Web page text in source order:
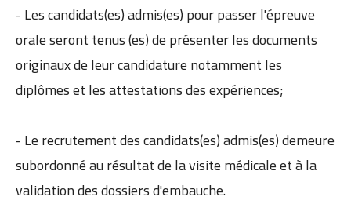
- Les candidats(es) admis(es) pour passer l'épreuve
orale seront tenus (es) de présenter les documents
originaux de leur candidature notamment les
diplômes et les attestations des expériences;
- Le recrutement des candidats(es) admis(es) demeure
subordonné au résultat de la visite médicale et à la
validation des dossiers d'embauche.